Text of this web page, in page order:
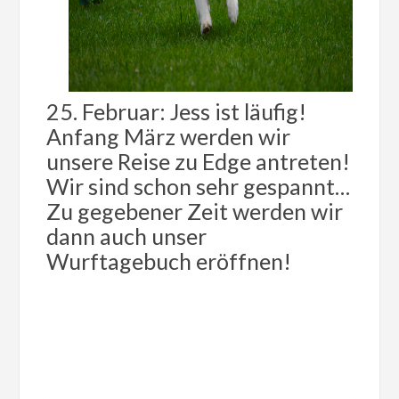
25. Februar: Jess ist läufig!
Anfang März werden wir
unsere Reise zu Edge antreten!
Wir sind schon sehr gespannt…
Zu gegebener Zeit werden wir
dann auch unser
Wurftagebuch eröffnen!